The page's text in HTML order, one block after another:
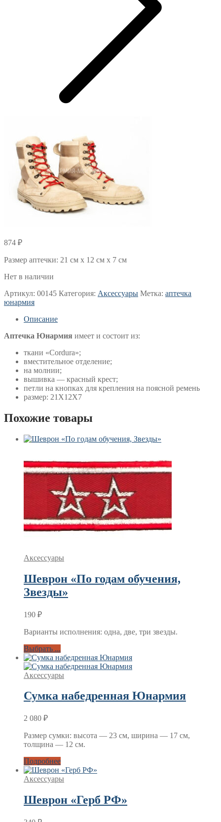
874 ₽
Размер аптечки: 21 см х 12 см х 7 см
Нет в наличии
Артикул: 00145 Категория: Аксессуары Метка: аптечка
юнармия
Описание
Аптечка Юнармия имеет и состоит из:
ткани «Cordura»;
вместительное отделение;
на молнии;
вышивка — красный крест;
петли на кнопках для крепления на поясной ремень
размер: 21Х12Х7
Похожие товары
Аксессуары
Шеврон «По годам обучения,
Звезды»
190 ₽
Варианты исполнения: одна, две, три звезды.
Выбрать ...
Аксессуары
Сумка набедренная Юнармия
2 080 ₽
Размер сумки: высота — 23 см, ширина — 17 см,
толщина — 12 см.
Подробнее
Аксессуары
Шеврон «Герб РФ»